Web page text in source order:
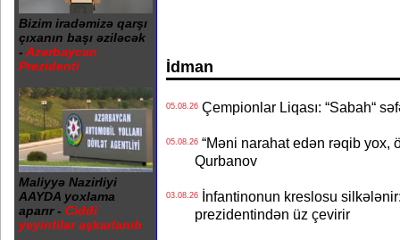
Bizim iradəmizə qarşı
çıxanın başı əziləcək
- Azərbaycan
Prezidenti
Maliyyə Nazirliyi
AAYDA yoxlama
aparır - Ciddi
yeyintilər aşkarlanıb
İdman
05.08.26Çempionlar Liqası: “Sabah“
05.08.26“Məni narahat edən rəqib yox,
Qurbanov
03.08.26İnfantinonun kreslosu
prezidentindən üz çevirir